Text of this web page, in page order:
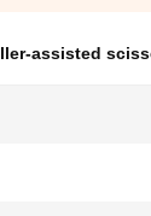
assisted